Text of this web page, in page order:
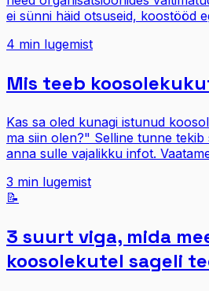
ei sünni häid otsuseid, koostööd
4 min lugemist
Mis teeb
Kas sa oled kunagi istunud
ma siin olen?" Selline tunne tekib
anna sulle vajalikku infot.
3 min lugemist
📝
3 suurt viga, mida
koosolekutel sageli